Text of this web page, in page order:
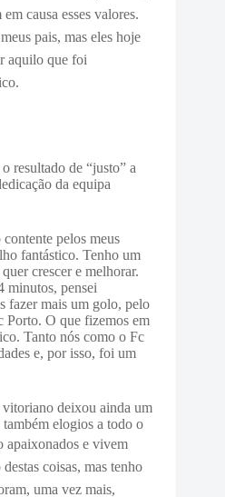
causa esses valores.
pais, mas eles hoje
aquilo que foi
resultado de “justo” a
da equipa
pelos meus
fantástico. Tenho um
crescer e melhorar.
minutos, pensei
fazer mais um golo, pelo
Porto. O que fizemos em
Tanto nós como o Fc
e, por isso, foi um
deixou ainda um
também elogios a todo o
apaixonados e vivem
coisas, mas tenho
uma vez mais,